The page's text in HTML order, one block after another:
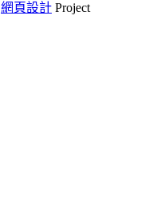
網頁設計 Project